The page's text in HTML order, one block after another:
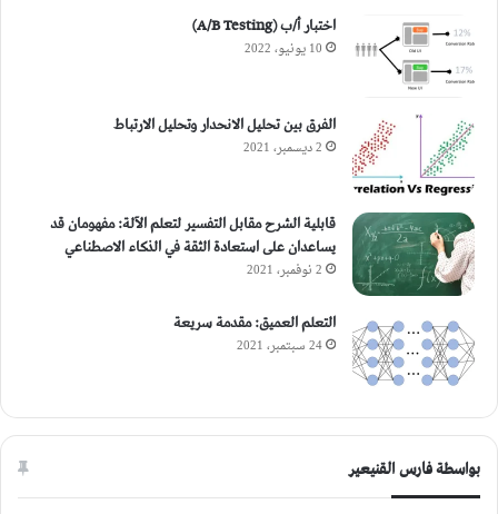
اختبار أ/ب (A/B Testing)
10 يونيو، 2022
الفرق بين تحليل الانحدار وتحليل الارتباط
2 ديسمبر، 2021
قابلية الشرح مقابل التفسير لتعلم الآلة: مفهومان قد
يساعدان على استعادة الثقة في الذكاء الاصطناعي
2 نوفمبر، 2021
التعلم العميق: مقدمة سريعة
24 سبتمبر، 2021
بواسطة فارس القنيعير